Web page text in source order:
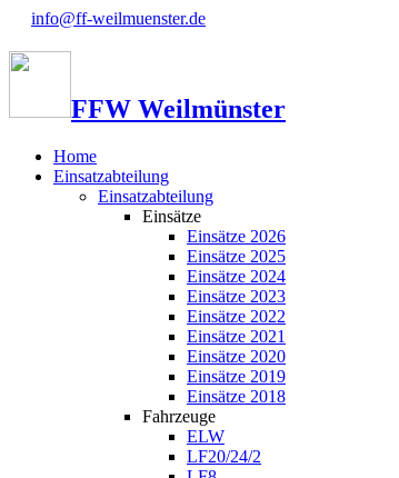
info@ff-weilmuenster.de
FFW Weilmünster
Home
Einsatzabteilung
Einsatzabteilung
Einsätze
Einsätze 2026
Einsätze 2025
Einsätze 2024
Einsätze 2023
Einsätze 2022
Einsätze 2021
Einsätze 2020
Einsätze 2019
Einsätze 2018
Fahrzeuge
ELW
LF20/24/2